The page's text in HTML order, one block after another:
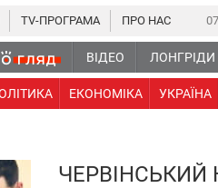
ВІДЕО ЛОНГРІДИ
ЕКОНОМІКА УКРАЇНА
TV-ПРОГРАМА ПРО НАС